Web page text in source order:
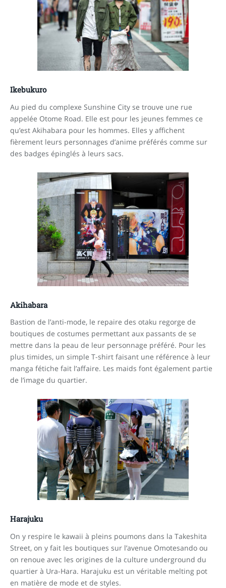
Ikebukuro
Au pied du complexe Sunshine City se trouve une rue
appelée Otome Road. Elle est pour les jeunes femmes ce
qu’est Akihabara pour les hommes. Elles y affichent
fièrement leurs personnages d’anime préférés comme sur
des badges épinglés à leurs sacs.
Akihabara
Bastion de l’anti-mode, le repaire des otaku regorge de
boutiques de costumes permettant aux passants de se
mettre dans la peau de leur personnage préféré. Pour les
plus timides, un simple T-shirt faisant une référence à leur
manga fétiche fait l’affaire. Les maids font également partie
de l’image du quartier.
Harajuku
On y respire le kawaii à pleins poumons dans la Takeshita
Street, on y fait les boutiques sur l’avenue Omotesando ou
on renoue avec les origines de la culture underground du
quartier à Ura-Hara. Harajuku est un véritable melting pot
en matière de mode et de styles.